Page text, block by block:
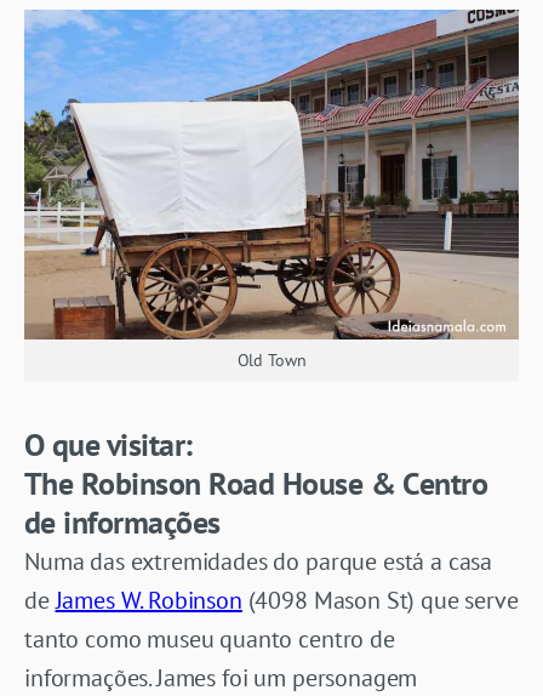
Old Town
O que visitar:
The Robinson Road House & Centro
de informações
Numa das extremidades do parque está a casa
deJames W. Robinson (4098 Mason St) que serve
tanto como museu quanto centro de
informações. James foi um personagem